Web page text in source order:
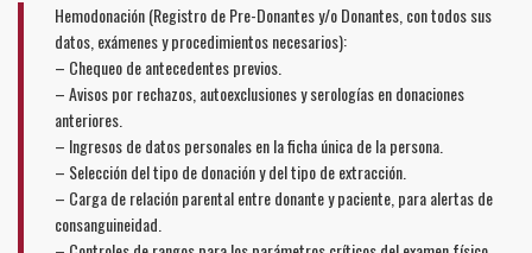
Hemodonación (Registro de Pre-Donantes y/o Donantes, con todos sus
datos, exámenes y procedimientos necesarios):
– Chequeo de antecedentes previos.
– Avisos por rechazos, autoexclusiones y serologías en donaciones
anteriores.
– Ingresos de datos personales en la ficha única de la persona.
– Selección del tipo de donación y del tipo de extracción.
– Carga de relación parental entre donante y paciente, para alertas de
consanguineidad.